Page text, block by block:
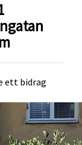
ett bidrag